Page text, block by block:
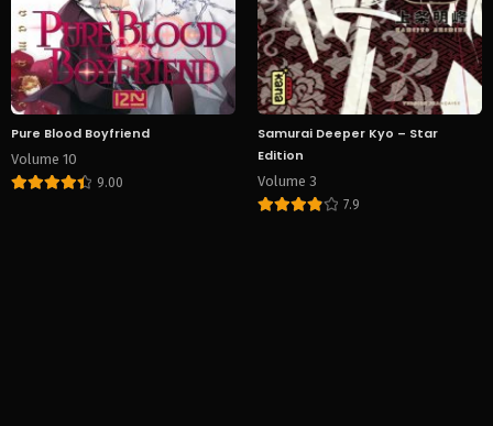
Pure Blood Boyfriend
Volume 10
9.00
Samurai Deeper Kyo – Star
Edition
Volume 3
7.9